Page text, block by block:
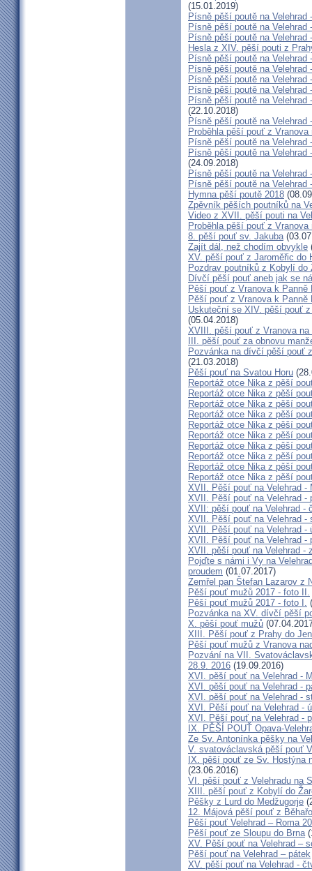
(15.01.2019)
Písně pěší poutě na Velehrad
Písně pěší poutě na Velehrad
Písně pěší poutě na
Hesla z XIV. pěší pouti z
Písně pěší poutě na
Písně pěší poutě na
Písně pěší poutě na Velehrad
Písně pěší poutě na Velehrad
Písně pěší poutě na
(22.10.2018)
Písně pěší poutě na Velehrad
Proběhla pěší pouť z
Písně pěší poutě na
Písně pěší poutě na
(24.09.2018)
Písně pěší poutě na
Písně pěší poutě na Velehrad
Hymna pěší poutě 2018
Zpěvník pěších poutníků na
Video z XVII. pěší pouti na
Proběhla pěší pouť z
8. pěší pouť sv. Jakuba
Zajít dál, než chodím obvykle
XV. pěší pouť z Jaroměřic do
Pozdrav poutníků z Kobylí do
Dívčí pěší pouť aneb jak se
Pěší pouť z Vranova k Panně
Pěší pouť z Vranova k Panně
Uskuteční se XIV. pěší pouť
(05.04.2018)
XVIII. pěší pouť z Vranova na
III. pěší pouť za obnovu
Pozvánka na dívčí pěší pouť
(21.03.2018)
Pěší pouť na Svatou Horu
Reportáž otce Nika z pěší
Reportáž otce Nika z pěší
Reportáž otce Nika z pěší
Reportáž otce Nika z pěší
Reportáž otce Nika z pěší
Reportáž otce Nika z pěší
Reportáž otce Nika z pěší
Reportáž otce Nika z pěší
Reportáž otce Nika z pěší
Reportáž otce Nika z pěší
XVII. Pěší pouť na Velehrad -
XVII. Pěší pouť na Velehrad -
XVII: pěší pouť na Velehrad -
XVII. Pěší pouť na Velehrad -
XVII. Pěší pouť na Velehrad -
XVII. Pěší pouť na Velehrad -
XVII. pěší pouť na Velehrad -
Pojďte s námi i Vy na
proudem (01.07.2017)
Zemřel pan Štefan Lazarov z
Pěší pouť mužů 2017 - foto II.
Pěší pouť mužů 2017 - foto I.
Pozvánka na XV. dívčí pěší
X. pěší pouť mužů
XIII. Pěší pouť z Prahy do
Pěší pouť mužů z Vranova
Pozvání na VII.
28.9. 2016 (19.09.2016)
XVI. pěší pouť na Velehrad -
XVI. pěší pouť na Velehrad -
XVI. pěší pouť na Velehrad -
XVI. Pěší pouť na Velehrad -
XVI. Pěší pouť na Velehrad -
IX. PĚŠÍ POUŤ Opava-
Ze Sv. Antonínka pěšky na
V. svatováclavská pěší pouť
IX. pěší pouť ze Sv. Hostýna
(23.06.2016)
VI. pěší pouť z Velehradu na
XIII. pěší pouť z Kobylí do
Pěšky z Lurd do Medžugorje
12. Májová pěší pouť z
Pěší pouť Velehrad – Roma
Pěší pouť ze Sloupu do Brna
XV. Pěší pouť na Velehrad –
Pěší pouť na Velehrad – pátek
XV. pěší pouť na Velehrad -